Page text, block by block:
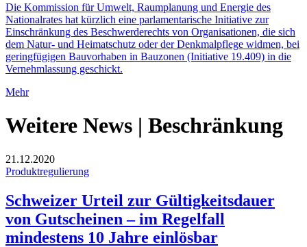
Die Kommission für Umwelt, Raumplanung und Energie des
Nationalrates hat kürzlich eine parlamentarische Initiative zur
Einschränkung des Beschwerderechts von Organisationen, die sich
dem Natur- und Heimatschutz oder der Denkmalpflege widmen, bei
geringfügigen Bauvorhaben in Bauzonen (Initiative 19.409) in die
Vernehmlassung geschickt.
Mehr
Weitere News | Beschränkung
21.12.2020
Produktregulierung
Schweizer Urteil zur Gültigkeitsdauer
von Gutscheinen – im Regelfall
mindestens 10 Jahre einlösbar